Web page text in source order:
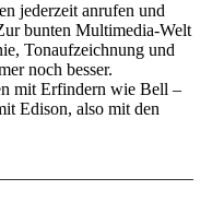
jederzeit anrufen und
bunten Multimedia-Welt
Tonaufzeichnung und
noch besser.
mit Erfindern wie Bell –
Edison, also mit den